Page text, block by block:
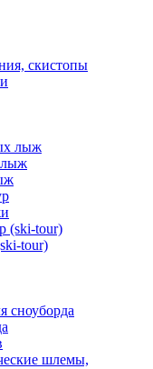
скистопы
лыж
лыж
(ski-tour)
tour)
сноуборда
шлемы,